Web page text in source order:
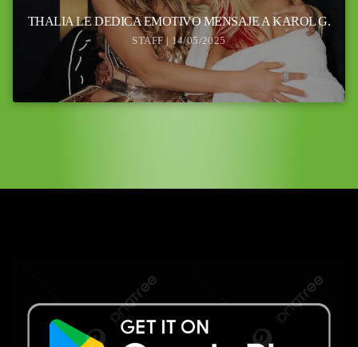
THALIA LE DEDICA EMOTIVO MENSAJE A KAROL G.
STAFF | 14/05/2025